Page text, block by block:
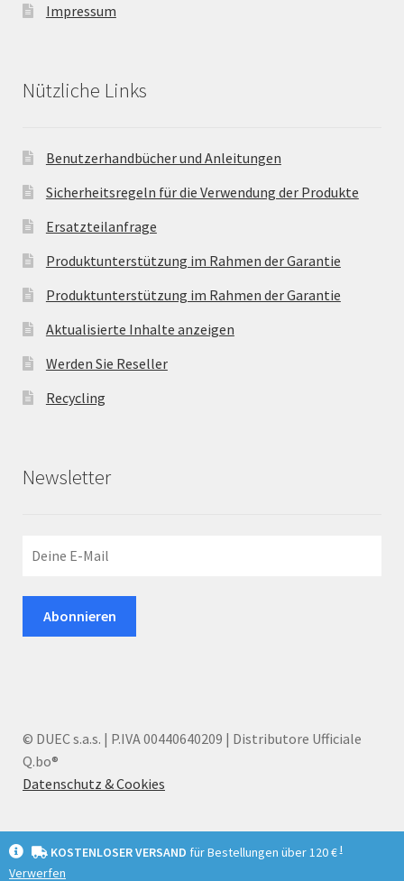
Impressum
Nützliche Links
Benutzerhandbücher und Anleitungen
Sicherheitsregeln für die Verwendung der Produkte
Ersatzteilanfrage
Produktunterstützung im Rahmen der Garantie
Produktunterstützung im Rahmen der Garantie
Aktualisierte Inhalte anzeigen
Werden Sie Reseller
Recycling
Newsletter
© DUEC s.a.s. | P.IVA 00440640209 | Distributore Ufficiale
Q.bo®
Datenschutz & Cookies
KOSTENLOSER VERSAND für Bestellungen über 120 €I
Verwerfen